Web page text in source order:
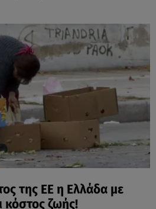
της ΕΕ η Ελλάδα με
κόστος ζωής!